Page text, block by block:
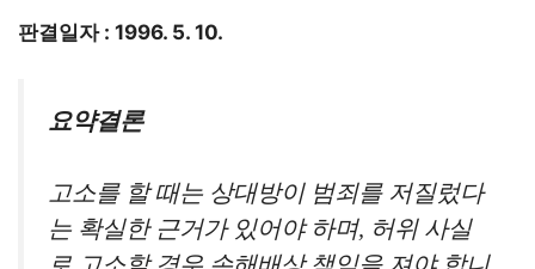
판결일자 : 1996. 5. 10.
요약결론
고소를 할 때는 상대방이 범죄를 저질렀다
는 확실한 근거가 있어야 하며, 허위 사실